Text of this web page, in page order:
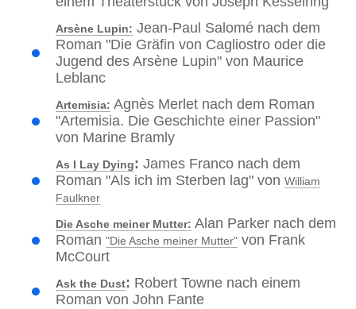
Arsène Lupin: Jean-Paul Salomé nach dem
Roman "Die Gräfin von Cagliostro oder die
Jugend des Arsène Lupin" von Maurice
Leblanc
Artemisia: Agnès Merlet nach dem Roman
"Artemisia. Die Geschichte einer Passion"
von Marine Bramly
As I Lay Dying: James Franco nach dem
Roman "Als ich im Sterben lag" von William
Faulkner
Die Asche meiner Mutter: Alan Parker nach dem
Roman "Die Asche meiner Mutter" von Frank
McCourt
Ask the Dust: Robert Towne nach einem
Roman von John Fante